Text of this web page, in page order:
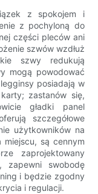
z spokojem i
z pochyloną do
części pleców ani
szwów wzdłuż
szwy redukują
mogą powodować
posiadają w
zastanów się,
gładki panel
szczegółowe
użytkowników na
są cennym
zaprojektowany
zapewni swobodę
i będzie zgodny
i regulacji.